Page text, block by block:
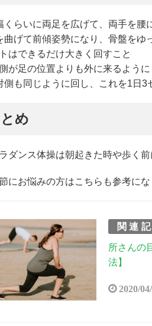
くらいに両足を広げて、両手を腰
曲げて前傾姿勢になり、骨盤をゆ
はできるだけ大きく回すこと
が足の位置よりも外に来るように
側も同じように回し、これを1日3
め
ダンス体操は朝起きた時や歩く
節にお悩みの方はこちらも参考に
関連
所さんの
法】
2020/